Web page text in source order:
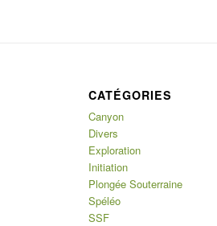
CATÉGORIES
Canyon
Divers
Exploration
Initiation
Plongée Souterraine
Spéléo
SSF